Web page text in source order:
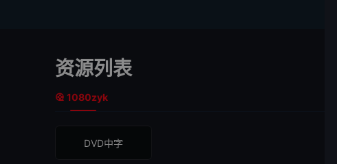
资源列表
1080zyk
DVD中字